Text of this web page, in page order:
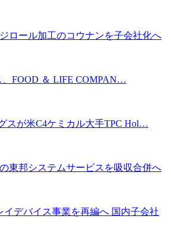
ロール加工のコウナンを子会社化へ
、FOOD ＆ LIFE COMPAN…
スが米C4ケミカル大手TPC Hol…
東邦システムサービスを吸収合併へ
イデバイス事業を再編へ 国内子会社